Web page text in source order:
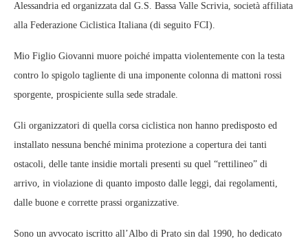
Alessandria ed organizzata dal G.S. Bassa Valle Scrivia, società affiliata
alla Federazione Ciclistica Italiana (di seguito FCI).
Mio Figlio Giovanni muore poiché impatta violentemente con la testa
contro lo spigolo tagliente di una imponente colonna di mattoni rossi
sporgente, prospiciente sulla sede stradale.
Gli organizzatori di quella corsa ciclistica non hanno predisposto ed
installato nessuna benché minima protezione a copertura dei tanti
ostacoli, delle tante insidie mortali presenti su quel “rettilineo” di
arrivo, in violazione di quanto imposto dalle leggi, dai regolamenti,
dalle buone e corrette prassi organizzative.
Sono un avvocato iscritto all’Albo di Prato sin dal 1990, ho dedicato